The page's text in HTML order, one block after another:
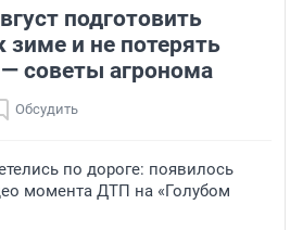
подготовить
зиме и не потерять
советы агронома
Обсудить
по дороге: появилось
момента ДТП на «Голубом